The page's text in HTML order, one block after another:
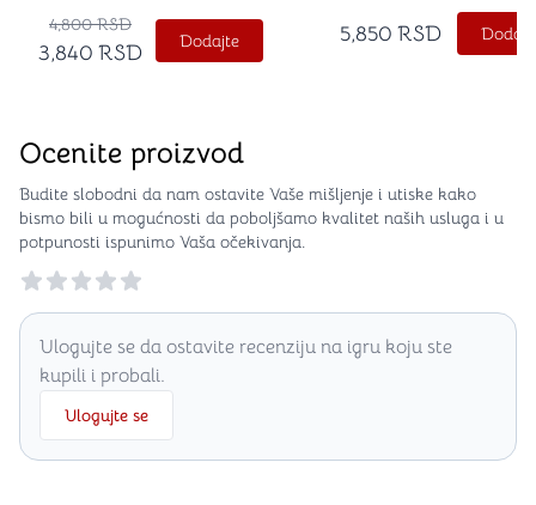
4,800 RSD
3,840 RSD Dodajte 5,850 RSD
Ocenite proizvod
Budite slobodni da nam ostavite Vaše mišljenje i utiske kako
bismo bili u mogućnosti da poboljšamo kvalitet naših usluga i u
potpunosti ispunimo Vaša očekivanja.
Reviews
Ulogujte se da ostavite recenziju na igru koju ste
kupili i probali.
Ulogujte se